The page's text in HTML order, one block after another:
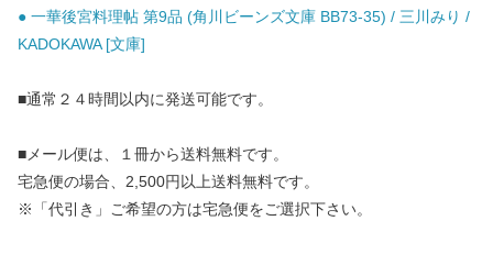
● 一華後宮料理帖 第9品 (角川ビーンズ文庫 BB73-35) / 三川みり /
KADOKAWA [文庫]
■通常２４時間以内に発送可能です。
■メール便は、１冊から送料無料です。
宅急便の場合、2,500円以上送料無料です。
※「代引き」ご希望の方は宅急便をご選択下さい。